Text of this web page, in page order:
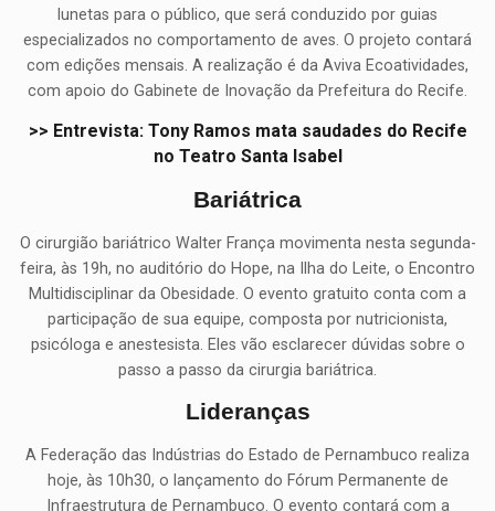
lunetas para o público, que será conduzido por guias
especializados no comportamento de aves. O projeto contará
com edições mensais. A realização é da Aviva Ecoatividades,
com apoio do Gabinete de Inovação da Prefeitura do Recife.
>> Entrevista: Tony Ramos mata saudades do Recife
no Teatro Santa Isabel
Bariátrica
O cirurgião bariátrico Walter França movimenta nesta segunda-
feira, às 19h, no auditório do Hope, na Ilha do Leite, o Encontro
Multidisciplinar da Obesidade. O evento gratuito conta com a
participação de sua equipe, composta por nutricionista,
psicóloga e anestesista. Eles vão esclarecer dúvidas sobre o
passo a passo da cirurgia bariátrica.
Lideranças
A Federação das Indústrias do Estado de Pernambuco realiza
hoje, às 10h30, o lançamento do Fórum Permanente de
Infraestrutura de Pernambuco. O evento contará com a